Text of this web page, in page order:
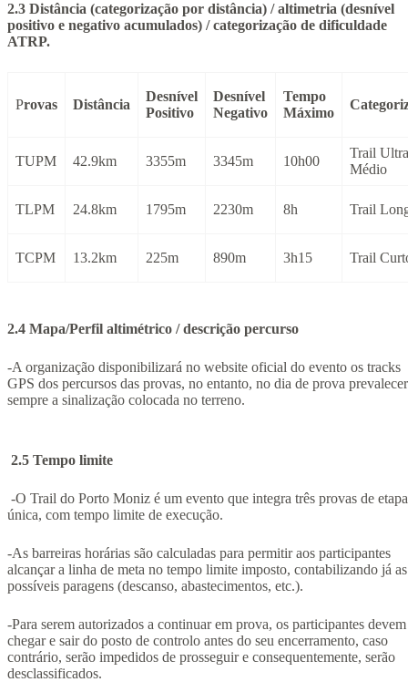
2.3 Distância (categorização por distância) / altimetria (desnível
positivo e negativo acumulados) / categorização de dificuldade
ATRP.
Provas Distância
Desnível
Positivo
Desnível
Negativo
Tempo
Máximo
TUPM 42.9km 3355m 3345m 10h00
Trail Ultra
Médio
TLPM 24.8km 1795m 2230m 8h Trail
TCPM 13.2km 225m 890m 3h15 Trail
2.4 Mapa/Perfil altimétrico / descrição percurso
-A organização disponibilizará no website oficial do evento os tracks
GPS dos percursos das provas, no entanto, no dia de prova
sempre a sinalização colocada no terreno.
2.5 Tempo limite
-O Trail do Porto Moniz é um evento que integra três provas de etapa
única, com tempo limite de execução.
-As barreiras horárias são calculadas para permitir aos participantes
alcançar a linha de meta no tempo limite imposto, contabilizando já as
possíveis paragens (descanso, abastecimentos, etc.).
-Para serem autorizados a continuar em prova, os participantes devem
chegar e sair do posto de controlo antes do seu encerramento, caso
contrário, serão impedidos de prosseguir e consequentemente, serão
desclassificados.